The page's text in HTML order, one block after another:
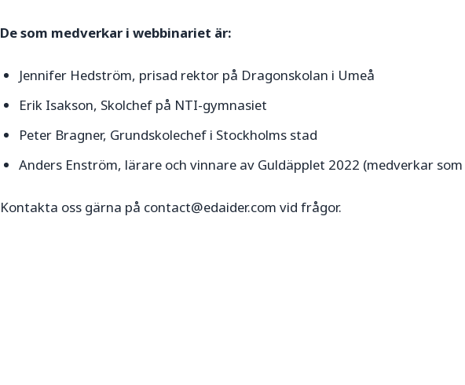
De som medverkar i webbinariet är:
Jennifer Hedström, prisad rektor på Dragonskolan i Umeå
Erik Isakson, Skolchef på NTI-gymnasiet
Peter Bragner, Grundskolechef i Stockholms stad
Anders Enström, lärare och vinnare av Guldäpplet 2022 (medverkar
Kontakta oss gärna på contact@edaider.com vid frågor.